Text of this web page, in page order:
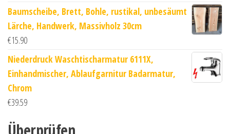
Baumscheibe, Brett, Bohle, rustikal, unbesäumt
Lärche, Handwerk, Massivholz 30cm
€15.90
Niederdruck Waschtischarmatur 6111X,
Einhandmischer, Ablaufgarnitur Badarmatur,
Chrom
€39.59